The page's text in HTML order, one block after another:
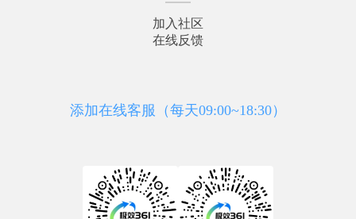
加入社区
在线反馈
添加在线客服（每天09:00~18:30）